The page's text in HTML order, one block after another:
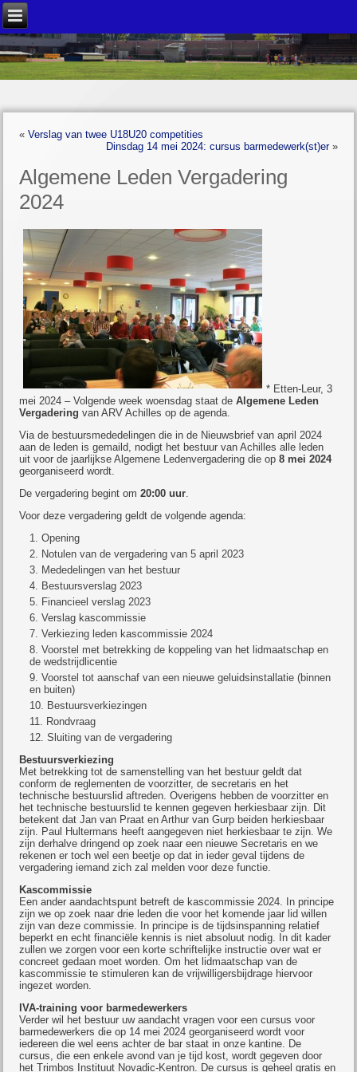
«Verslag van twee U18U20 competities
Dinsdag 14 mei 2024: cursus barmedewerk(st)er»
Algemene Leden Vergadering
2024
* Etten-Leur, 3
mei 2024 – Volgende week woensdag staat deAlgemene Leden
Vergadering van ARV Achilles op de agenda.
Via de bestuursmededelingen die in de Nieuwsbrief van april 2024
aan de leden is gemaild, nodigt het bestuur van Achilles alle leden
uit voor de jaarlijkse Algemene Ledenvergadering die op8 mei 2024
georganiseerd wordt.
De vergadering begint om20:00 uur.
Voor deze vergadering geldt de volgende agenda:
Opening
Notulen van de vergadering van 5 april 2023
Mededelingen van het bestuur
Bestuursverslag 2023
Financieel verslag 2023
Verslag kascommissie
Verkiezing leden kascommissie 2024
Voorstel met betrekking de koppeling van het lidmaatschap en
de wedstrijdlicentie
Voorstel tot aanschaf van een nieuwe geluidsinstallatie (binnen
en buiten)
Bestuursverkiezingen
Rondvraag
Sluiting van de vergadering
Bestuursverkiezing
Met betrekking tot de samenstelling van het bestuur geldt dat
conform de reglementen de voorzitter, de secretaris en het
technische bestuurslid aftreden. Overigens hebben de voorzitter en
het technische bestuurslid te kennen gegeven herkiesbaar zijn. Dit
betekent dat Jan van Praat en Arthur van Gurp beiden herkiesbaar
zijn. Paul Hultermans heeft aangegeven niet herkiesbaar te zijn. We
zijn derhalve dringend op zoek naar een nieuwe Secretaris en we
rekenen er toch wel een beetje op dat in ieder geval tijdens de
vergadering iemand zich zal melden voor deze functie.
Kascommissie
Een ander aandachtspunt betreft de kascommissie 2024. In principe
zijn we op zoek naar drie leden die voor het komende jaar lid willen
zijn van deze commissie. In principe is de tijdsinspanning relatief
beperkt en echt financiële kennis is niet absoluut nodig. In dit kader
zullen we zorgen voor een korte schriftelijke instructie over wat er
concreet gedaan moet worden. Om het lidmaatschap van de
kascommissie te stimuleren kan de vrijwilligersbijdrage hiervoor
ingezet worden.
IVA-training voor barmedewerkers
Verder wil het bestuur uw aandacht vragen voor een cursus voor
barmedewerkers die op 14 mei 2024 georganiseerd wordt voor
iedereen die wel eens achter de bar staat in onze kantine. De
cursus, die een enkele avond van je tijd kost, wordt gegeven door
het Trimbos Instituut Novadic-Kentron. De cursus is geheel gratis en